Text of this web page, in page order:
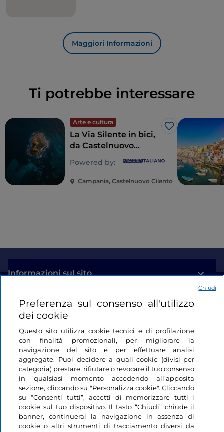
Maggiori Informazioni
Ti potrebbe interessare
Arte e cultura
Like
La Via Silente in bici,
da Castelnuovo
Cilento a Pollica nel
Parco Nazionale del
Cilento
Powered by:
Campania, Castelnuovo Cilento
Informazioni sul sito
Link Utili
Login
Restiamo in contatto
Preferenza sul consenso all'utilizzo
dei cookie
Questo sito utilizza cookie tecnici e di profilazione
con finalità promozionali, per migliorare la
navigazione del sito e per effettuare analisi
aggregate. Puoi decidere a quali cookie (divisi per
categoria) prestare, rifiutare o revocare il tuo consenso
in qualsiasi momento accedendo all'apposita
sezione, cliccando su "Personalizza cookie". Cliccando
su “Consenti tutti”, accetti di memorizzare tutti i
cookie sul tuo dispositivo. Il tasto “Chiudi” chiude il
banner, continuerai la navigazione in assenza di
cookie o altri strumenti di tracciamento diversi da
Chiudi